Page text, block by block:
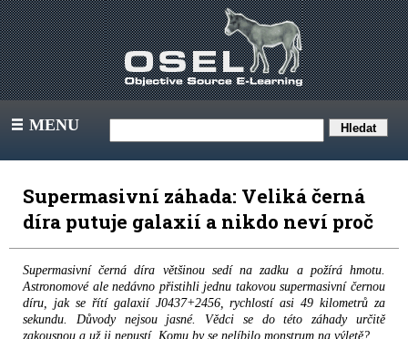
III MENU
Supermasivní záhada: Veliká černá
díra putuje galaxií a nikdo neví proč
Supermasivní černá díra většinou sedí na zadku a požírá hmotu.
Astronomové ale nedávno přistihli jednu takovou supermasivní černou
díru, jak se řítí galaxií J0437+2456, rychlostí asi 49 kilometrů za
sekundu. Důvody nejsou jasné. Vědci se do této záhady určitě
zakousnou a už ji nepustí. Komu by se nelíbilo monstrum na výletě?